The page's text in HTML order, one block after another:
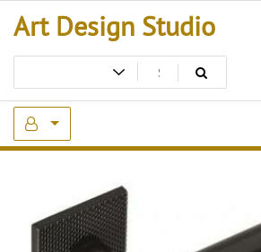
Art Design Studio